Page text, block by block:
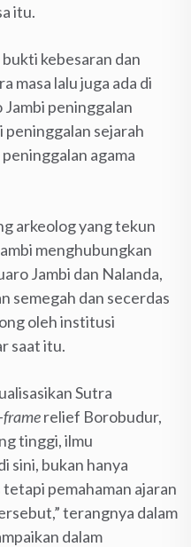
itu.
kebesaran dan
masa lalu juga ada di
Jambi peninggalan
peninggalan sejarah
agama
arkeolog yang tekun
menghubungkan
Jambi dan Nalanda,
semegah dan secerdas
oleh institusi
saat itu.
Sutra
relief Borobudur,
tinggi, ilmu
sini, bukan hanya
pemahaman ajaran
terangnya dalam
dalam